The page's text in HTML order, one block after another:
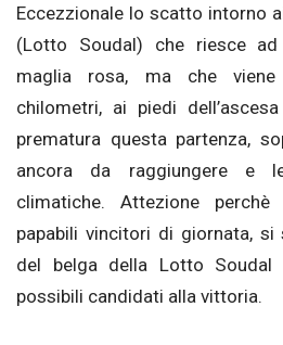
Eccezzionale lo scatto intorno
(Lotto Soudal) che riesce
maglia rosa, ma che
chilometri, ai piedi
prematura questa partenza,
ancora da raggiungere e
climatiche. Attezione
papabili vincitori di giornata,
del belga della Lotto
possibili candidati alla vittoria.